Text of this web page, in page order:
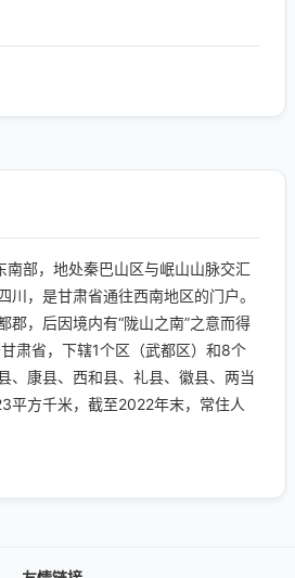
部，地处秦巴山区与岷山山脉交汇
川，是甘肃省通往西南地区的门户。
郡，后因境内有“陇山之南”之意而得
肃省，下辖1个区（武都区）和8个
、康县、西和县、礼县、徽县、两当
平方千米，截至2022年末，常住人